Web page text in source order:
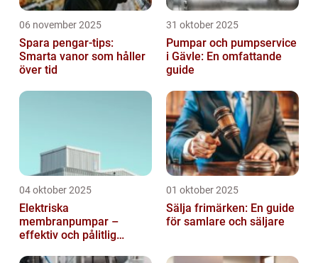
06 november 2025
Spara pengar-tips:
Smarta vanor som håller
över tid
31 oktober 2025
Pumpar och pumpservice
i Gävle: En omfattande
guide
04 oktober 2025
Elektriska
membranpumpar –
effektiv och pålitlig
01 oktober 2025
Sälja frimärken: En guide
för samlare och säljare